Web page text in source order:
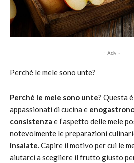
- Adv -
Perché le mele sono unte?
Perché le mele sono unte? Questa
appassionati di cucina e
consistenza e l’aspetto delle mele
notevolmente le preparazioni
insalate. Capire il motivo per cui le
aiutarci a scegliere il frutto giusto